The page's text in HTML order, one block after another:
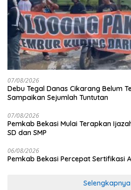
07/08/2026
Debu Tegal Danas Cikarang Belum
Sampaikan Sejumlah Tuntutan
07/08/2026
Pemkab Bekasi Mulai Terapkan
SD dan SMP
06/08/2026
Pemkab Bekasi Percepat Sertifikasi
Selengkapnya